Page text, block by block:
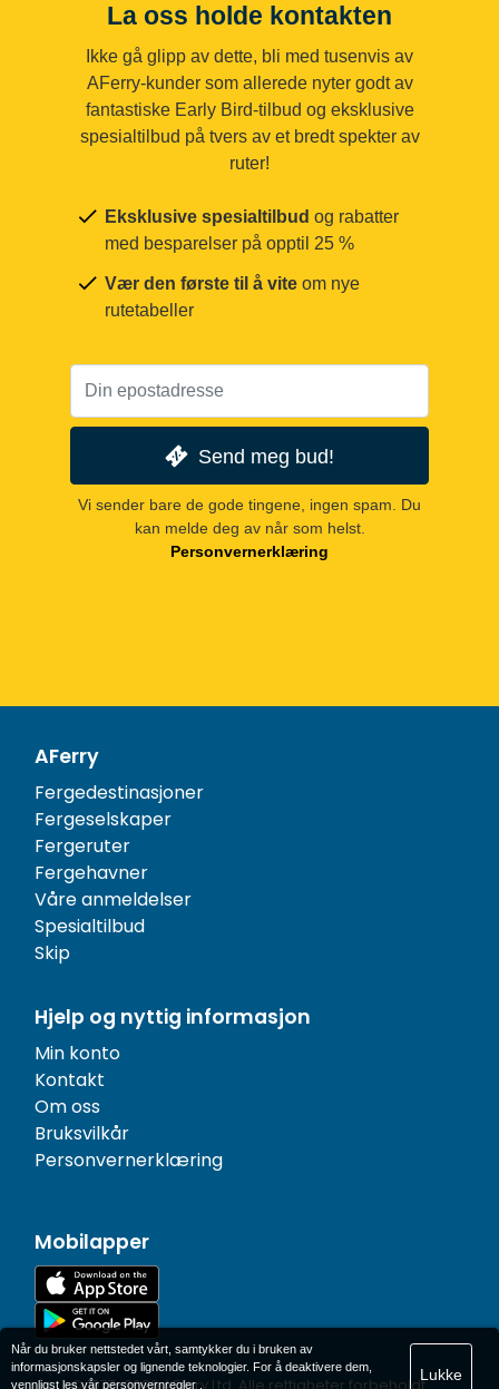
La oss holde kontakten
Ikke gå glipp av dette, bli med tusenvis av
AFerry-kunder som allerede nyter godt av
fantastiske Early Bird-tilbud og eksklusive
spesialtilbud på tvers av et bredt spekter av
ruter!
Eksklusive spesialtilbud og rabatter
med besparelser på opptil 25 %
Vær den første til å vite om nye
rutetabeller
Send meg bud!
Vi sender bare de gode tingene, ingen spam. Du
kan melde deg av når som helst.
Personvernerklæring
AFerry
Fergedestinasjoner
Fergeselskaper
Fergeruter
Fergehavner
Våre anmeldelser
Spesialtilbud
Skip
Hjelp og nyttig informasjon
Min konto
Kontakt
Om oss
Bruksvilkår
Personvernerklæring
Mobilapper
© 1977-2026AFerry Ltd. Alle rettigheter forbeholdt.
Når du bruker nettstedet vårt, samtykker du i bruken av
informasjonskapsler og lignende teknologier. For å deaktivere dem,
vennligst les vårpersonvernregler.
Lukke